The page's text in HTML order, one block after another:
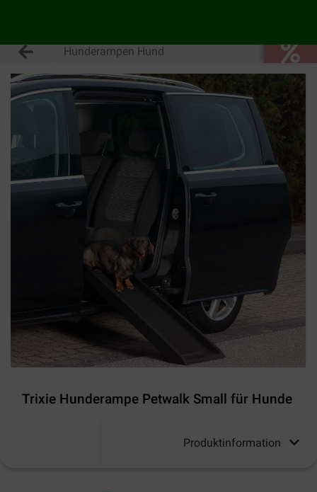
Hunderampen Hund
Trixie Hunderampe Petwalk Small für Hunde
Produktinformation